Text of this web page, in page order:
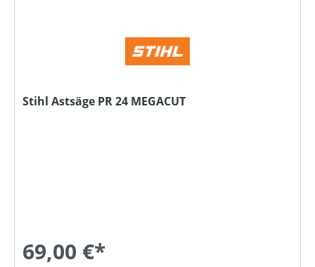
Stihl Astsäge PR 24 MEGACUT
69,00 €*